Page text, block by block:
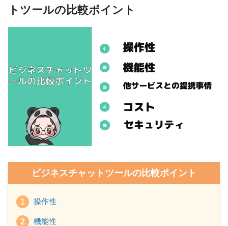
トツールの比較ポイント
ビジネスチャットツールの比較ポイント
操作性
機能性